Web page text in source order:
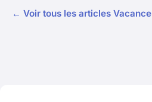
← Voir tous les articles Vacance